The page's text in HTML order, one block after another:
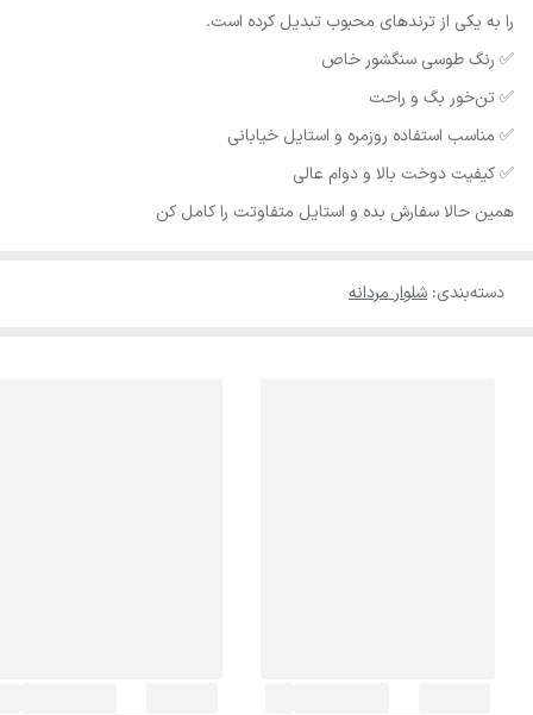
را به یکی از ترندهای محبوب تبدیل کرده است.
✅ رنگ طوسی سنگشور خاص
✅ تن‌خور بگ و راحت
✅ مناسب استفاده روزمره و استایل خیابانی
✅ کیفیت دوخت بالا و دوام عالی
همین حالا سفارش بده و استایل متفاوتت را کامل کن
دسته‌بندی: شلوار مردانه